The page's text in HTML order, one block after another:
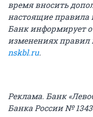
время вносить
настоящие правила
Банк информирует
изменениях правил
nskbl.ru.
Реклама. Банк
Банка России №